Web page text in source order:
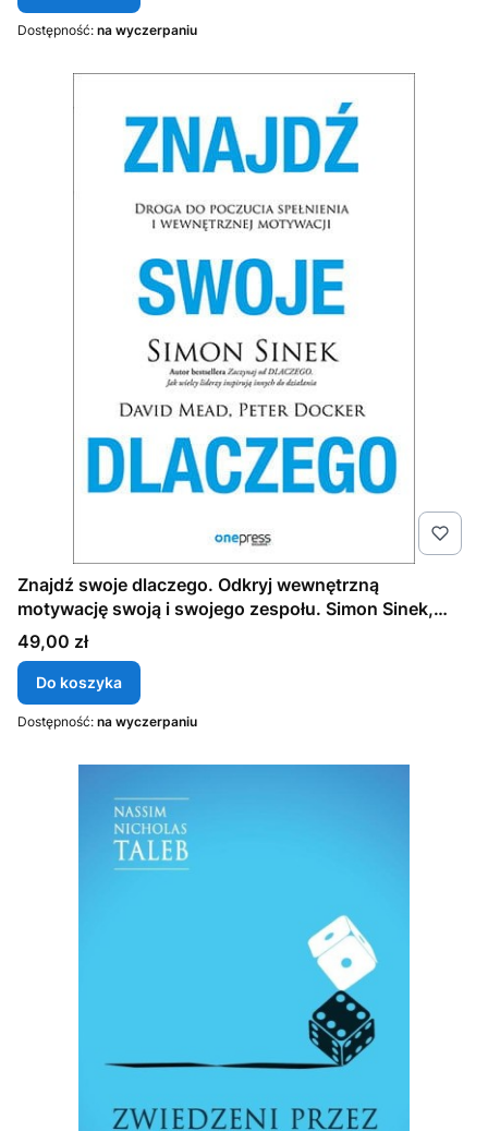
Dostępność: na wyczerpaniu
Znajdź swoje dlaczego. Odkryj wewnętrzną
motywację swoją i swojego zespołu. Simon Sinek,
David Mead, Peter Docker
Cena
49,00 zł
Do koszyka
Dostępność: na wyczerpaniu